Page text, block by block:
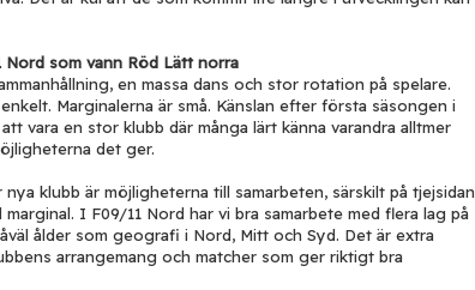
Nord som vann Röd Lätt norra
en massa dans och stor rotation på spelare.
Marginalerna är små. Känslan efter första säsongen i
vara en stor klubb där många lärt känna varandra alltmer
det ger.
klubb är möjligheterna till samarbeten, särskilt på tjejsidan
I F09/11 Nord har vi bra samarbete med flera lag på
ålder som geografi i Nord, Mitt och Syd. Det är extra
arrangemang och matcher som ger riktigt bra